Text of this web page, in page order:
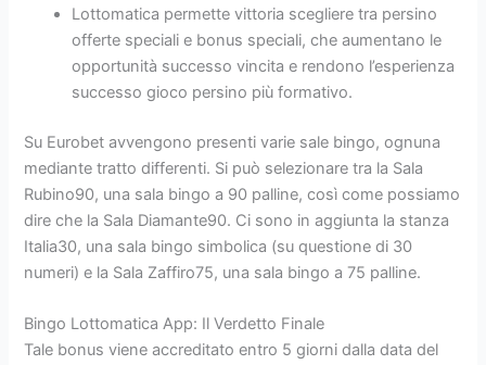
Lottomatica permette vittoria scegliere tra persino
offerte speciali e bonus speciali, che aumentano le
opportunità successo vincita e rendono l’esperienza
successo gioco persino più formativo.
Su Eurobet avvengono presenti varie sale bingo, ognuna
mediante tratto differenti. Si può selezionare tra la Sala
Rubino90, una sala bingo a 90 palline, così come possiamo
dire che la Sala Diamante90. Ci sono in aggiunta la stanza
Italia30, una sala bingo simbolica (su questione di 30
numeri) e la Sala Zaffiro75, una sala bingo a 75 palline.
Bingo Lottomatica App: Il Verdetto Finale
Tale bonus viene accreditato entro 5 giorni dalla data del